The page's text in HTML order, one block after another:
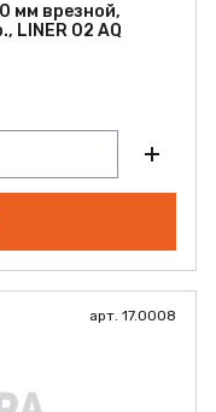
мм врезной,
LINER 02 AQ
арт. 17.0008